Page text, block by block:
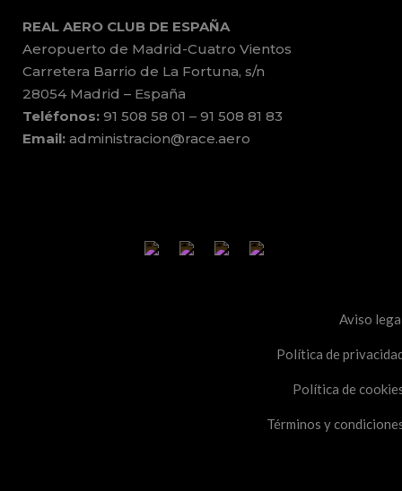
REAL AERO CLUB DE ESPAÑA
Aeropuerto de Madrid-Cuatro Vientos
Carretera Barrio de La Fortuna, s/n
28054 Madrid – España
Teléfonos: 91 508 58 01 – 91 508 81 83
Email: administracion@race.aero
Aviso
Política de
Política de
Términos y